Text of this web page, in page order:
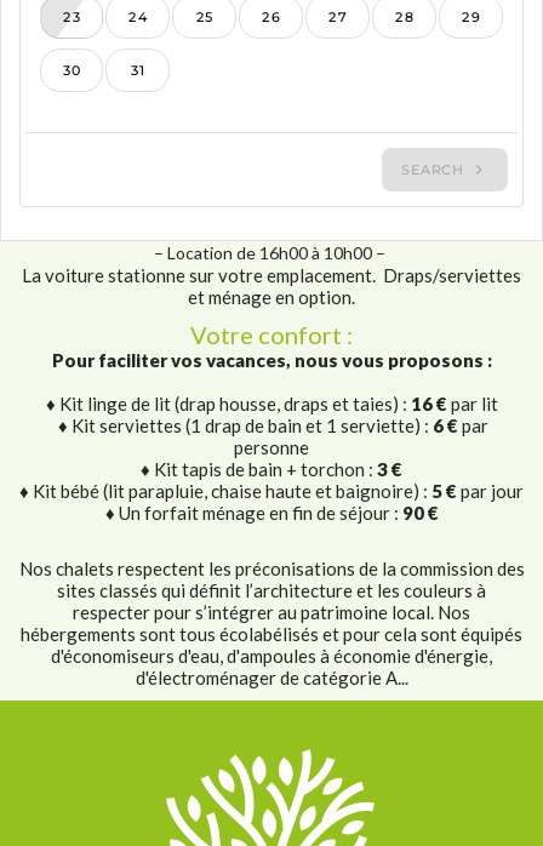
– Location de 16h00 à 10h00 –
La voiture stationne sur votre emplacement. Draps/serviettes
et ménage en option.
Votre confort :
Pour faciliter vos vacances, nous vous proposons :
♦ Kit linge de lit (drap housse, draps et taies) : 16 € par lit
♦ Kit serviettes (1 drap de bain et 1 serviette) : 6 € par
personne
♦ Kit tapis de bain + torchon : 3 €
♦ Kit bébé (lit parapluie, chaise haute et baignoire) : 5 € par jour
♦ Un forfait ménage en fin de séjour : 90 €
Nos chalets respectent les préconisations de la commission des
sites classés qui définit l’architecture et les couleurs à
respecter pour s’intégrer au patrimoine local. Nos
hébergements sont tous écolabélisés et pour cela sont équipés
d'économiseurs d'eau, d'ampoules à économie d'énergie,
d'électroménager de catégorie A...